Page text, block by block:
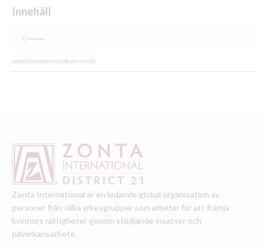
Evenemang
Valmöte och Stadsplanering ur ett hållbarhetsperspektiv
Zonta International är en ledande global organisation av
personer från olika yrkesgrupper som arbetar för att främja
kvinnors rättigheter genom stödjande insatser och
påverkansarbete.